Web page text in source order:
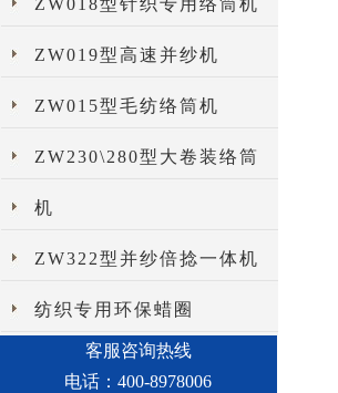
ZW018型针织专用络筒机
ZW019型高速并纱机
ZW015型毛纺络筒机
ZW230\280型大卷装络筒
机
ZW322型并纱倍捻一体机
纺织专用环保蜡圈
客服咨询热线
电话：400-8978006